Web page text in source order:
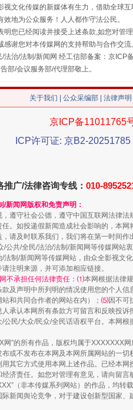
好声名
视文化传媒的新媒体有生力，借助全球
地为公众服务！人人都作守法公民。
明您已经阅读并接受上述条款,如您对
感谢您对本传媒网的支持帮助与合作交
/法治/法制/新闻网 经工信部备案：京
部/会议服务部/代理部敬上。
关于我们 公众采编部 法律声明
京ICP备11011765
ICP许可证: 京B2-20251785
推广/法律咨询专线： 010-
/新闻网版权和免责声明：
遵守社会公德，遵守中国互联网法律
。如投递假新闻造成社会影响的，本
请及时联系我们，我们将在第一时间
/公共/全民/法治/法制/新闻网等传媒网站衷
法制/新闻网等传媒网站，由众全影视文
注明来源，并可添加相应链接。
不承担任何法律责任：⑴本网根据法律
及声明中所列明的情况使用您的个人信
和共同合作者的网站在内）； ⑸因不可
承认本网所有条款方可留言和反映投
民/大众/民众/全民话语权平台。本网
网”的所有作品，版权均属于XXXXXXX
或不发布在本网及本网所属网站的一
其它方式使用本网上述作品。已经本
济责任。如您对管理有意见，请向留言
（非本传媒系列网站）的作品，均
新闻舆论竞争，对于建设创新型国家